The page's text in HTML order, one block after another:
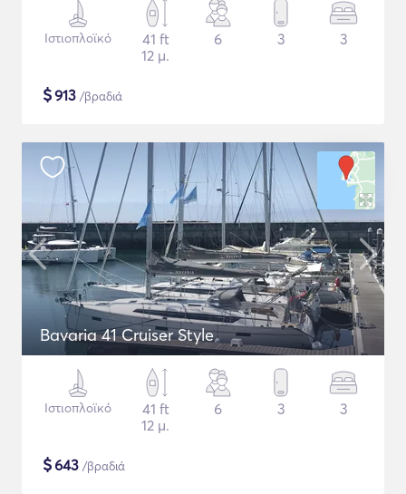
Ιστιοπλοϊκό
41 ft
12 μ.
6 3 3
$913 /βραδιά
Bavaria 41 Cruiser Style
Ιστιοπλοϊκό
41 ft
12 μ.
6 3 3
$643 /βραδιά